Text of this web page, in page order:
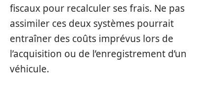
fiscaux pour recalculer ses frais. Ne pas
assimiler ces deux systèmes pourrait
entraîner des coûts imprévus lors de
l’acquisition ou de l’enregistrement d’un
véhicule.